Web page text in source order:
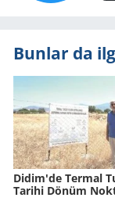
Bunlar da
Didim'de Ter­mal
Ta­ri­hi Dönüm